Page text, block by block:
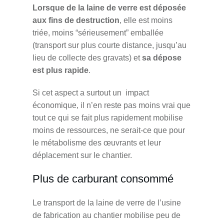
Lorsque de la laine de verre est déposée
aux fins de destruction, elle est moins
triée, moins “sérieusement” emballée
(transport sur plus courte distance, jusqu’au
lieu de collecte des gravats) etsa dépose
est plus rapide.
Si cet aspect a surtout un impact
économique, il n’en reste pas moins vrai que
tout ce qui se fait plus rapidement mobilise
moins de ressources, ne serait-ce que pour
le métabolisme des œuvrants et leur
déplacement sur le chantier.
Plus de carburant consommé
Le transport de la laine de verre de l’usine
de fabrication au chantier mobilise peu de